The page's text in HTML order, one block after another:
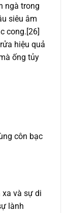
ngà trong
siêu âm
cong.[26]
hiệu quả
ống tủy
côn bạc
xa và sự di
lành